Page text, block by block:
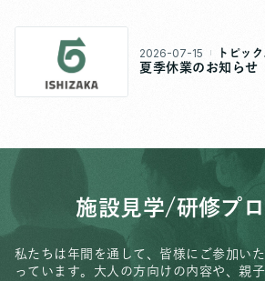
2026-07-15 トピック
夏季休業のお知らせ
施設見学/研修プ
私たちは年間を通して、皆様にご参加い
っています。 大人の方向けの内容や、親